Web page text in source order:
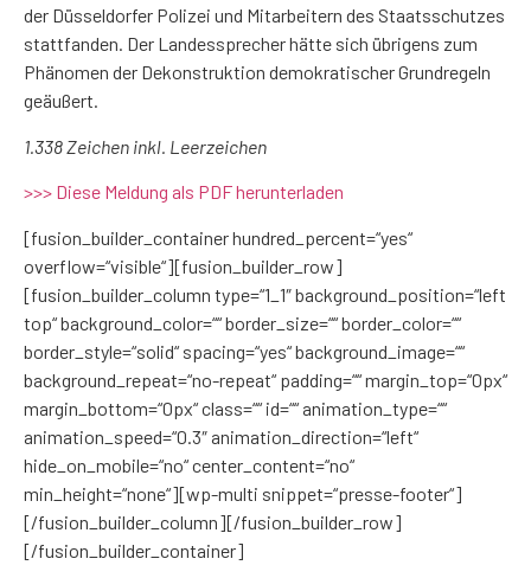
der Düsseldorfer Polizei und Mitarbei­tern des Staatsschutzes
stattfanden. Der Landessprecher hätte sich übrigens zum
Phänomen der Dekonstruktion demokratischer Grundregeln
geäußert.
1.338 Zeichen inkl. Leerzeichen
>>> Diese Meldung als PDF herunterladen
[fusion_builder_container hundred_percent=“yes“
overflow=“visible“][fusion_builder_row]
[fusion_builder_column type=“1_1″ background_position=“left
top“ background_color=““ border_size=““ border_color=““
border_style=“solid“ spacing=“yes“ background_image=““
background_repeat=“no-repeat“ padding=““ margin_top=“0px“
margin_bottom=“0px“ class=““ id=““ animation_type=““
animation_speed=“0.3″ animation_direction=“left“
hide_on_mobile=“no“ center_content=“no“
min_height=“none“][wp-multi snippet=“presse-footer“]
[/fusion_builder_column][/fusion_builder_row]
[/fusion_builder_container]